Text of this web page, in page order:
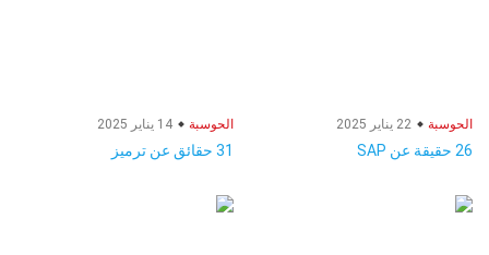
الحوسبة
26 حقيقة عن SAP
الحوسبة
31 حقائق عن ترميز